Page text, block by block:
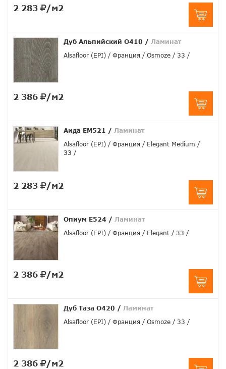
2 283 /м2
Дуб Альпийский О410 / Ламинат
Alsafloor (EPI)
Франция Osmoze 33
2 386 /м2
Аида EM521 / Ламинат
Alsafloor (EPI)
Франция
Elegant Medium
33
2 283 /м2
Опиум E524 / Ламинат
Alsafloor (EPI)
Франция Elegant 33
2 386 /м2
Дуб Таза O420 / Ламинат
Alsafloor (EPI)
Франция Osmoze 33
2 386 /м2